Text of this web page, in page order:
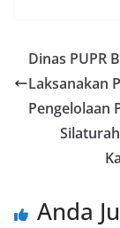
Dinas PUPR
Laksanakan
Pengelolaan
Anda